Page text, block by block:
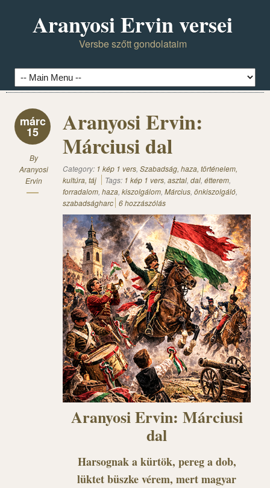
Aranyosi Ervin versei
Versbe szőtt gondolataim
márc
15
By
Aranyosi
Ervin
Aranyosi Ervin:
Márciusi dal
Category: 1 kép 1 vers, Szabadság, haza, történelem,
kultúra, táj
Tags: 1 kép 1 vers, asztal, dal, étterem,
forradalom, haza, kiszolgálom, Március, önkiszolgáló,
szabadságharc 6 hozzászólás
Aranyosi Ervin: Márciusi
dal
Harsognak a kürtök, pereg a dob,
lüktet büszke vérem, mert magyar